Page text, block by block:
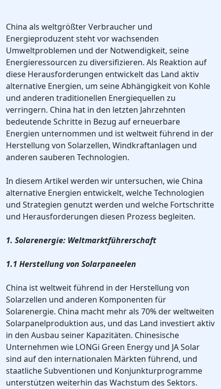
China als weltgrößter Verbraucher und
Energieproduzent steht vor wachsenden
Umweltproblemen und der Notwendigkeit, seine
Energieressourcen zu diversifizieren. Als Reaktion auf
diese Herausforderungen entwickelt das Land aktiv
alternative Energien, um seine Abhängigkeit von Kohle
und anderen traditionellen Energiequellen zu
verringern. China hat in den letzten Jahrzehnten
bedeutende Schritte in Bezug auf erneuerbare
Energien unternommen und ist weltweit führend in der
Herstellung von Solarzellen, Windkraftanlagen und
anderen sauberen Technologien.
In diesem Artikel werden wir untersuchen, wie China
alternative Energien entwickelt, welche Technologien
und Strategien genutzt werden und welche Fortschritte
und Herausforderungen diesen Prozess begleiten.
1. Solarenergie: Weltmarktführerschaft
1.1 Herstellung von Solarpaneelen
China ist weltweit führend in der Herstellung von
Solarzellen und anderen Komponenten für
Solarenergie. China macht mehr als 70% der weltweiten
Solarpanelproduktion aus, und das Land investiert aktiv
in den Ausbau seiner Kapazitäten. Chinesische
Unternehmen wie LONGi Green Energy und JA Solar
sind auf den internationalen Märkten führend, und
staatliche Subventionen und Konjunkturprogramme
unterstützen weiterhin das Wachstum des Sektors.